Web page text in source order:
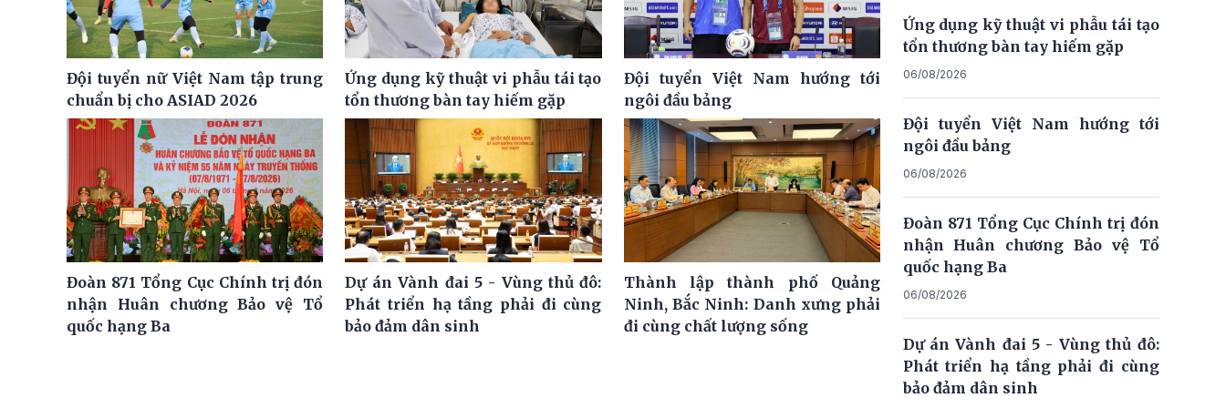
Đội tuyển nữ Việt Nam tập trung
chuẩn bị cho ASIAD 2026
Ứng dụng kỹ thuật vi phẫu tái tạo
tổn thương bàn tay hiếm gặp
Đội tuyển Việt Nam hướng tới
ngôi đầu bảng
Đoàn 871 Tổng Cục Chính trị đón
nhận Huân chương Bảo vệ Tổ
quốc hạng Ba
Dự án Vành đai 5 - Vùng thủ đô:
Phát triển hạ tầng phải đi cùng
bảo đảm dân sinh
Thành lập thành phố Quảng
Ninh, Bắc Ninh: Danh xưng phải
đi cùng chất lượng sống
Ứng dụng kỹ thuật vi phẫu tái tạo
tổn thương bàn tay hiếm gặp
06/08/2026
Đội tuyển Việt Nam hướng tới
ngôi đầu bảng
06/08/2026
Đoàn 871 Tổng Cục Chính trị đón
nhận Huân chương Bảo vệ Tổ
quốc hạng Ba
06/08/2026
Dự án Vành đai 5 - Vùng thủ đô:
Phát triển hạ tầng phải đi cùng
bảo đảm dân sinh